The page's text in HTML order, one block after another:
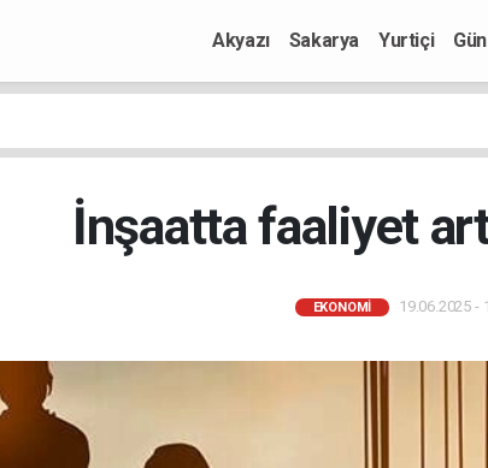
Akyazı Sakarya Yurtiçi
İnşaatta faaliyet
EKONOMI 19.06.2025 -